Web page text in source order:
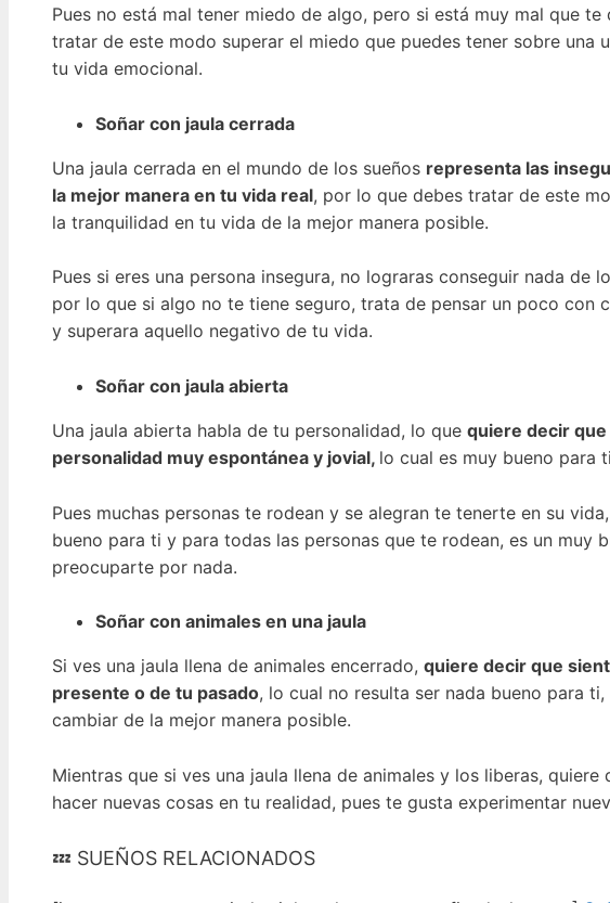
Pues no está mal tener miedo de algo, pero si está muy mal que
tratar de este modo superar el miedo que puedes tener sobre
tu vida emocional.
Soñar con jaula cerrada
Una jaula cerrada en el mundo de los sueños representa las
la mejor manera en tu vida real, por lo que debes tratar de este
la tranquilidad en tu vida de la mejor manera posible.
Pues si eres una persona insegura, no lograras conseguir nada
por lo que si algo no te tiene seguro, trata de pensar un poco
y superara aquello negativo de tu vida.
Soñar con jaula abierta
Una jaula abierta habla de tu personalidad, lo que quiere decir que
personalidad muy espontánea y jovial, lo cual es muy bueno para
Pues muchas personas te rodean y se alegran te tenerte en su
bueno para ti y para todas las personas que te rodean, es un muy
preocuparte por nada.
Soñar con animales en una jaula
Si ves una jaula llena de animales encerrado, quiere decir que
presente o de tu pasado, lo cual no resulta ser nada bueno para
cambiar de la mejor manera posible.
Mientras que si ves una jaula llena de animales y los liberas,
hacer nuevas cosas en tu realidad, pues te gusta experimentar
💤 SUEÑOS RELACIONADOS